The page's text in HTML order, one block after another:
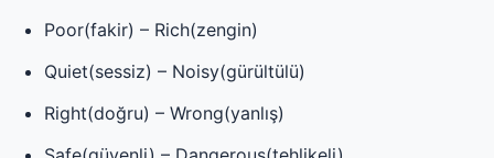
Poor(fakir) – Rich(zengin)
Quiet(sessiz) – Noisy(gürültülü)
Right(doğru) – Wrong(yanlış)